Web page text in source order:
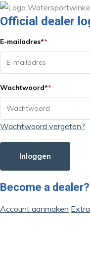
Official dealer
E-mailadres**
Wachtwoord**
Wachtwoord vergeten?
Inloggen
Become a dealer?
Account aanmaken